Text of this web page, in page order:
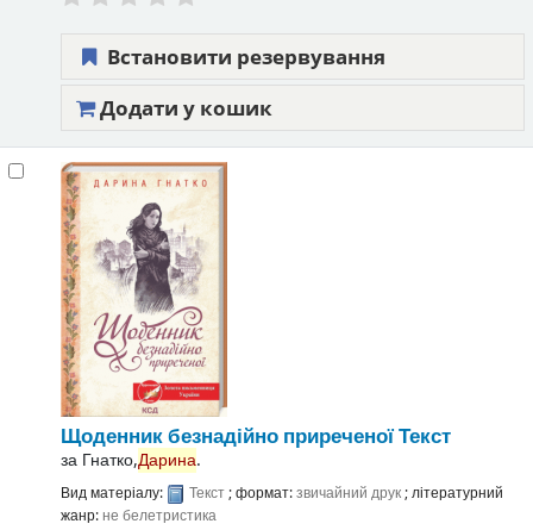
Встановити резервування
Додати у кошик
Щоденник безнадійно приреченоїТекст
за Гнатко,Дарина.
Вид матеріалу: Текст; формат:звичайний друк; літературний
жанр:не белетристика